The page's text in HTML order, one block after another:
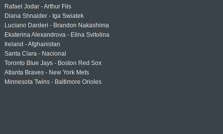
Rafael Jodar - Arthur Fils
Diana Shnaider - Iga Swiatek
Luciano Darderi - Brandon Nakashima
Ekaterina Alexandrova - Elina Svitolina
Ireland - Afghanistan
Santa Clara - Nacional
Toronto Blue Jays - Boston Red Sox
Atlanta Braves - New York Mets
Minnesota Twins - Baltimore Orioles